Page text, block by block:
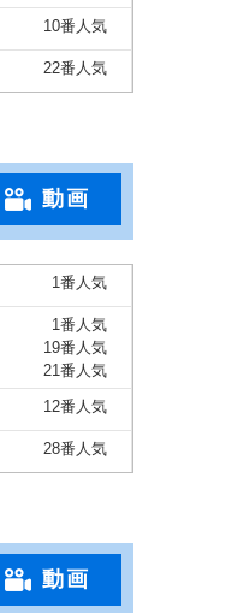
10番人気
22番人気
動画
1番人気
1番人気
19番人気
21番人気
12番人気
28番人気
動画